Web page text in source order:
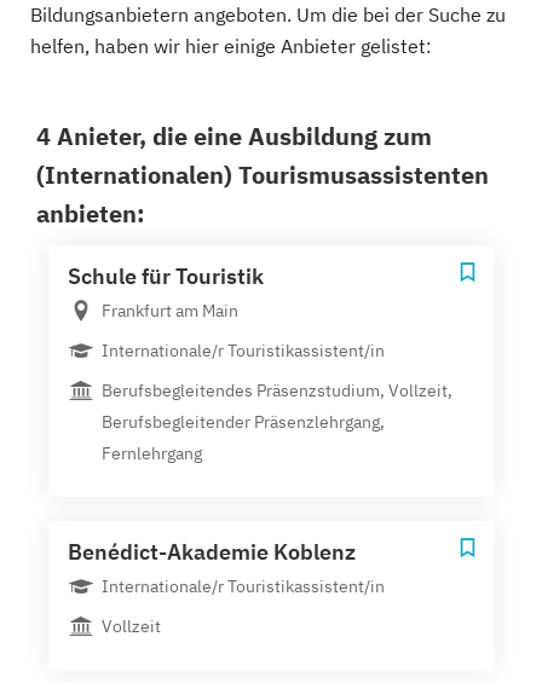
Bildungsanbietern angeboten. Um die bei der Suche zu
helfen, haben wir hier einige Anbieter gelistet:
4 Anieter, die eine Ausbildung zum
(Internationalen) Tourismusassistenten
anbieten:
Schule für Touristik
Frankfurt am Main
Internationale/r Touristikassistent/in
Berufsbegleitendes Präsenzstudium, Vollzeit,
Berufsbegleitender Präsenzlehrgang,
Fernlehrgang
Benédict-Akademie Koblenz
Internationale/r Touristikassistent/in
Vollzeit